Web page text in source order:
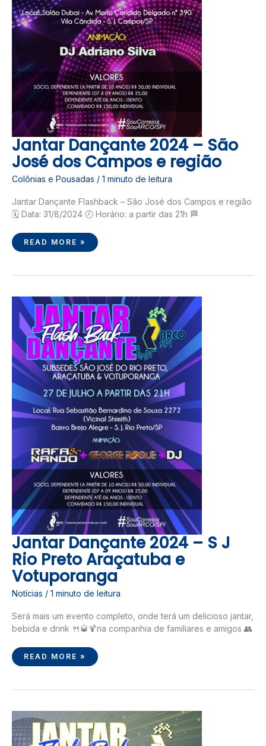
Jantar Dançante 2024 – São
José dos Campos e região
Colônias e Pousadas / 1 minuto de leitura
Jantar Dançante Flashback – São José dos Campos e região
🗓️ Data: 31/8/2024 🕗 Horário: a partir das 21h 🏁
READ MORE »
Jantar Dançante 2024 – S J
Rio Preto Araçatuba e
Votuporanga
Notícias / 1 minuto de leitura
Será mais um evento completo, onde terá um delicioso jantar,
bebida e drink 🍴🥃🍹na companhia de familiares e amigos 👥
JANTAR
DANÇANTE
2024
–
S
J
RIO
PRETO
ARAÇATUBA
E
VOTUPORANGA
READ MORE »
JANTAR
DANÇANTE
2024
–
CAMPINAS